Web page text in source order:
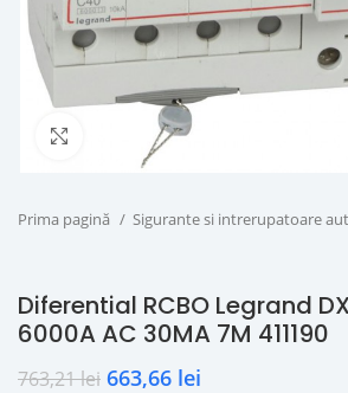
Click to enlarge
Prima pagină Sigurante si intrerupatoare
Diferential RCBO Legrand
6000A AC 30MA 7M 411190
763,21lei 663,66 lei